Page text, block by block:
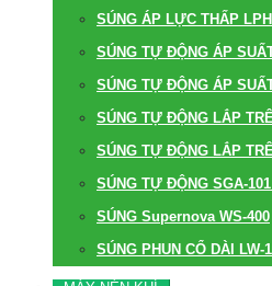
SÚNG ÁP LỰC THẤP
SÚNG TỰ ĐỘNG ÁP
SÚNG TỰ ĐỘNG ÁP
SÚNG TỰ ĐỘNG LẮP
SÚNG TỰ ĐỘNG LẮP
SÚNG TỰ ĐỘNG SGA-
SÚNG Supernova WS-400
SÚNG PHUN CỔ DÀI LW-